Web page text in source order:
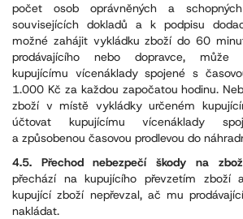
počet osob oprávněných a
souvisejících dokladů a k podpisu
možné zahájit vykládku zboží do 60
prodávajícího nebo dopravce, může
kupujícímu vícenáklady spojené s
1.000 Kč za každou započatou hodinu.
zboží v místě vykládky určeném
účtovat kupujícímu vícenáklady
a způsobenou časovou prodlevou do
4.5. Přechod nebezpečí škody na
přechází na kupujícího převzetím zboží
kupující zboží nepřevzal, ač mu
nakládat.